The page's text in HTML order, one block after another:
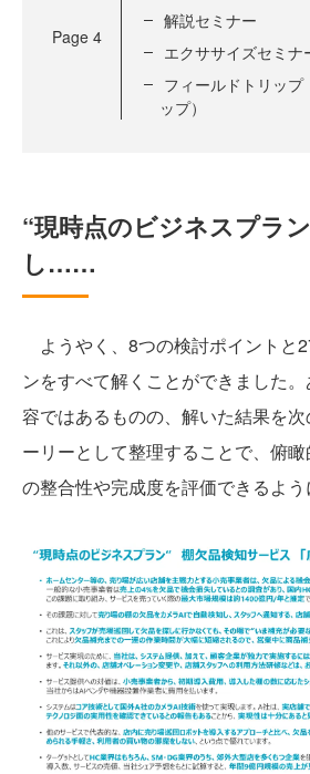
Page 4
解説セミナー
エクササイズセミナ
フィールドトリップ
ップ）
“現時点のビジネスプラ
し……
ようやく、8つの検討ポイントと
ンをすべて解くことができました
容ではあるものの、解いた結果を
ーリーとして整理することで、俯
の整合性や完成度を評価できるよう